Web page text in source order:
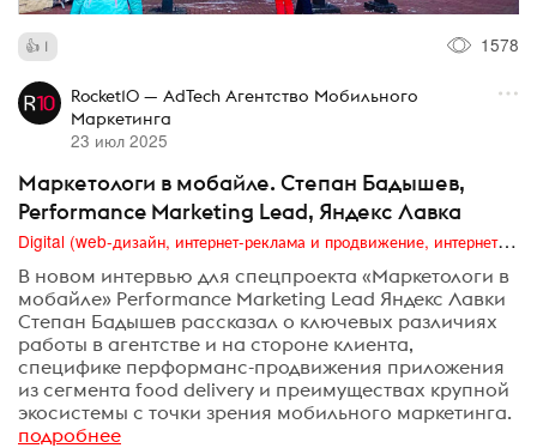
1 1578
Rocket10 — AdTech Агентство Мобильного
Маркетинга
23 июл 2025
Маркетологи в мобайле. Степан Бадышев,
Performance Marketing Lead, Яндекс Лавка
Digital (web-дизайн, интернет-реклама и продвижение, интернет-сообщества и блоги, интернет-коммуникации, мобильный маркетинг, реклама на цифровых экранах)
В новом интервью для спецпроекта «Маркетологи в
мобайле» Performance Marketing Lead Яндекс Лавки
Степан Бадышев рассказал о ключевых различиях
работы в агентстве и на стороне клиента,
специфике перформанс-продвижения приложения
из сегмента food delivery и преимуществах крупной
экосистемы с точки зрения мобильного маркетинга.
подробнее